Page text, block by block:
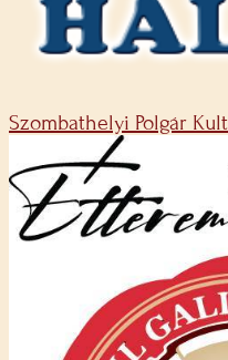
Szombathelyi Polgár